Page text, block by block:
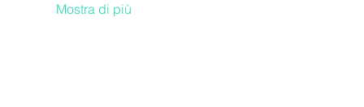
Mostra di più